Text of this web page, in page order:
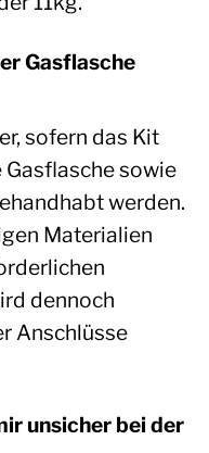
Gasflasche
sofern das Kit
sowie
werden.
Materialien
dennoch
Anschlüsse
unsicher bei der